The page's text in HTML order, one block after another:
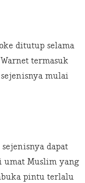
ditutup selama
termasuk
mulai
dapat
umat Muslim yang
pintu terlalu